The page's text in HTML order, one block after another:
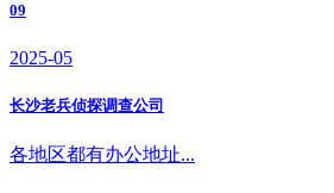
09
2025-05
长沙老兵侦探调查公司
各地区都有办公地址...